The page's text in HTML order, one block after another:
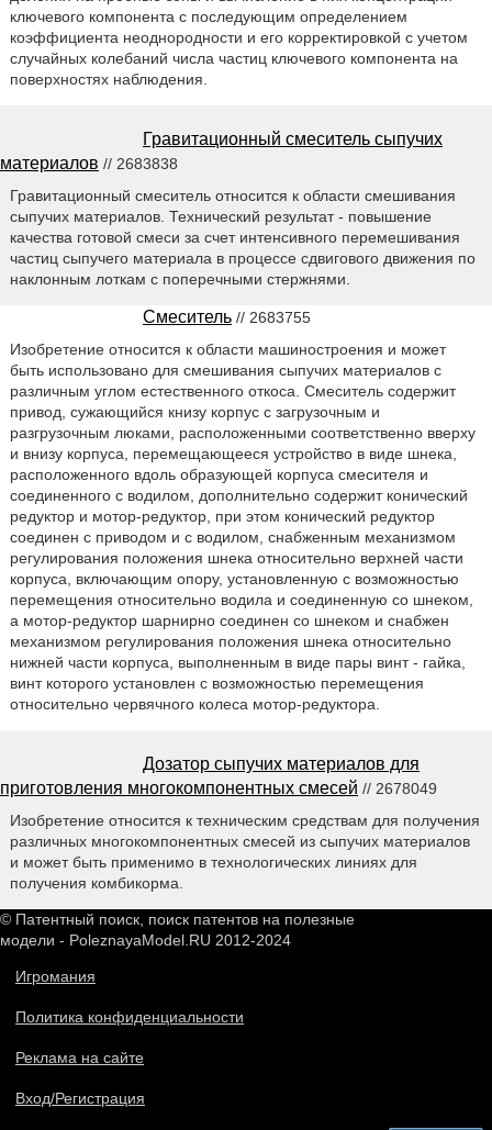
ключевого компонента с последующим определением
коэффициента неоднородности и его корректировкой с учетом
случайных колебаний числа частиц ключевого компонента на
поверхностях наблюдения.
Гравитационный смеситель сыпучих
материалов // 2683838
Гравитационный смеситель относится к области смешивания
сыпучих материалов. Технический результат - повышение
качества готовой смеси за счет интенсивного перемешивания
частиц сыпучего материала в процессе сдвигового движения по
наклонным лоткам с поперечными стержнями.
Смеситель // 2683755
Изобретение относится к области машиностроения и может
быть использовано для смешивания сыпучих материалов с
различным углом естественного откоса. Смеситель содержит
привод, сужающийся книзу корпус с загрузочным и
разгрузочным люками, расположенными соответственно вверху
и внизу корпуса, перемещающееся устройство в виде шнека,
расположенного вдоль образующей корпуса смесителя и
соединенного с водилом, дополнительно содержит конический
редуктор и мотор-редуктор, при этом конический редуктор
соединен с приводом и с водилом, снабженным механизмом
регулирования положения шнека относительно верхней части
корпуса, включающим опору, установленную с возможностью
перемещения относительно водила и соединенную со шнеком,
а мотор-редуктор шарнирно соединен со шнеком и снабжен
механизмом регулирования положения шнека относительно
нижней части корпуса, выполненным в виде пары винт - гайка,
винт которого установлен с возможностью перемещения
относительно червячного колеса мотор-редуктора.
Дозатор сыпучих материалов для
приготовления многокомпонентных смесей // 2678049
Изобретение относится к техническим средствам для получения
различных многокомпонентных смесей из сыпучих материалов
и может быть применимо в технологических линиях для
получения комбикорма.
© Патентный поиск, поиск патентов на полезные
модели - PoleznayaModel.RU 2012-2024
Игромания
Политика конфиденциальности
Реклама на сайте
Вход/Регистрация